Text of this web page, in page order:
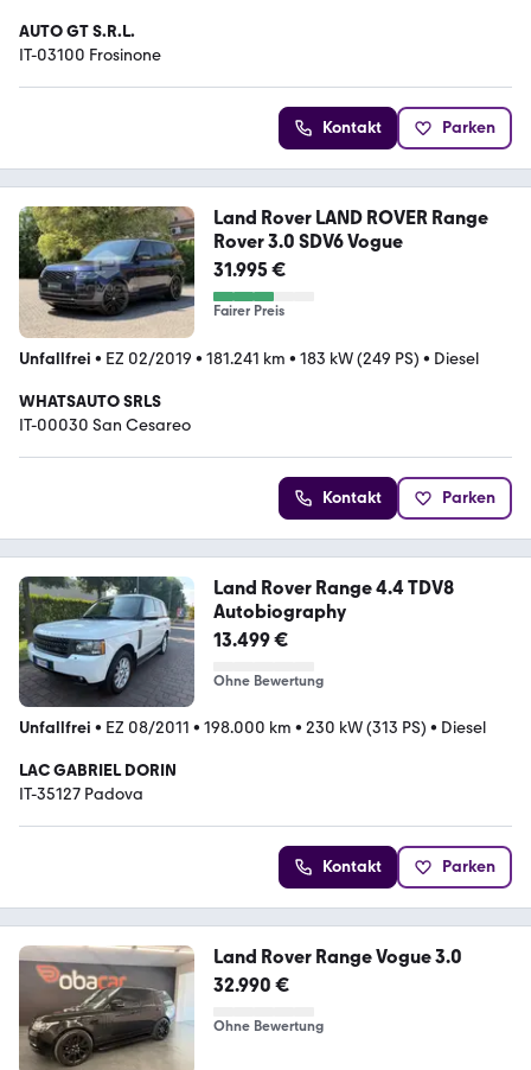
AUTO GT S.R.L.
IT-03100 Frosinone
Kontakt Parken
Land Rover LAND ROVER Range
Rover 3.0 SDV6 Vogue
31.995 €
Fairer Preis
Unfallfrei • EZ 02/2019 • 181.241 km • 183 kW (249 PS) • Diesel
WHATSAUTO SRLS
IT-00030 San Cesareo
Kontakt Parken
Land Rover Range 4.4 TDV8
Autobiography
13.499 €
Ohne Bewertung
Unfallfrei • EZ 08/2011 • 198.000 km • 230 kW (313 PS) • Diesel
LAC GABRIEL DORIN
IT-35127 Padova
Kontakt Parken
Land Rover Range Vogue 3.0
32.990 €
Ohne Bewertung